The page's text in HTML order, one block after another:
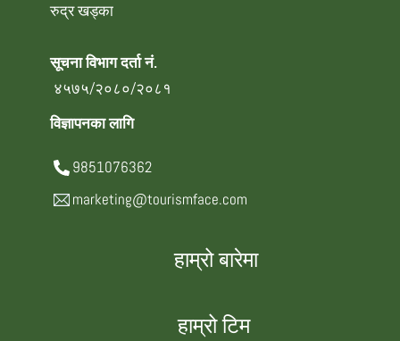
रुद्र खड्का
सूचना विभाग दर्ता नं.
४५७५/२०८०/२०८१
विज्ञापनका लागि
9851076362
marketing@tourismface.com
हाम्रो बारेमा
हाम्रो टिम